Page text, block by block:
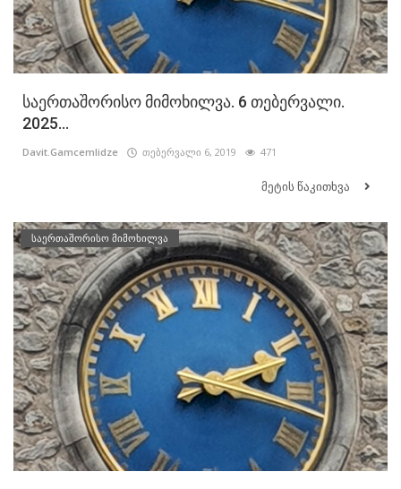
საერთაშორისო მიმოხილვა. 6 თებერვალი.
2025...
Davit.Gamcemlidze თებერვალი 6, 2019 471
მეტის წაკითხვა
საერთაშორისო მიმოხილვა